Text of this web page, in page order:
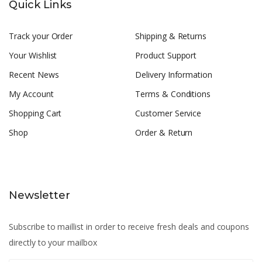
Quick Links
Track your Order
Your Wishlist
Recent News
My Account
Shopping Cart
Shop
Shipping & Returns
Product Support
Delivery Information
Terms & Conditions
Customer Service
Order & Return
Newsletter
Subscribe to maillist in order to receive fresh deals and coupons
directly to your mailbox